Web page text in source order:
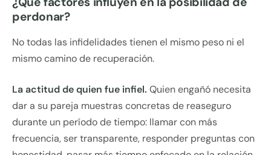
perdonar?
No todas las infidelidades tienen el mismo peso ni el
mismo camino de recuperación.
La actitud de quien fue infiel. Quien engañó necesita
dar a su pareja muestras concretas de reaseguro
durante un período de tiempo: llamar con más
frecuencia, ser transparente, responder preguntas con